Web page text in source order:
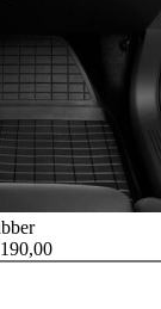
190,00Prijsklasse:
€ 114,99